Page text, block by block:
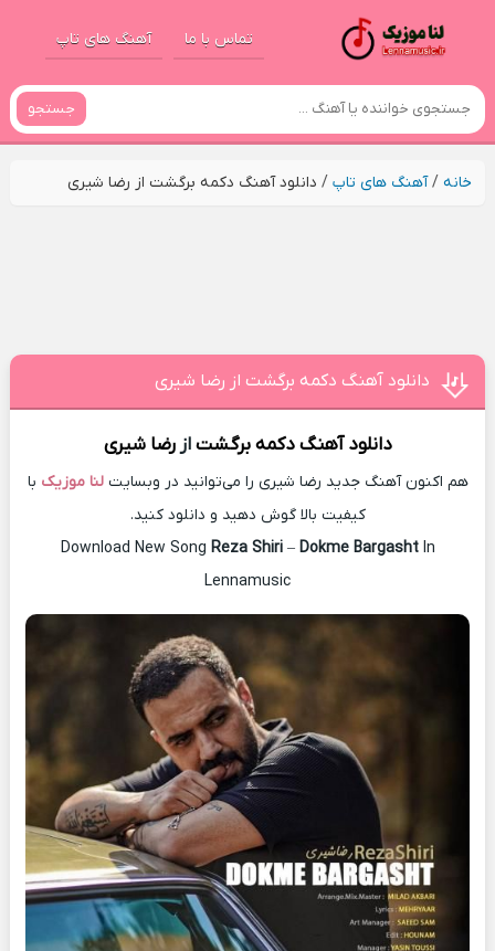
تماس با ما آهنگ های تاپ
جستجو
خانه/آهنگ های تاپ/ دانلود آهنگ دکمه برگشت از رضا شیری
دانلود آهنگ دکمه برگشت از رضا شیری
دانلود آهنگ دکمه برگشتازرضا شیری
هم اکنون آهنگ جدید رضا شیری را می‌توانید در وبسایتلنا موزیک با
کیفیت بالا گوش دهید و دانلود کنید.
Download New Song Reza Shiri– Dokme BargashtIn
Lennamusic